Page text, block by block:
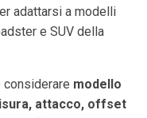
adattarsi a modelli
e SUV della
modello
attacco, offset